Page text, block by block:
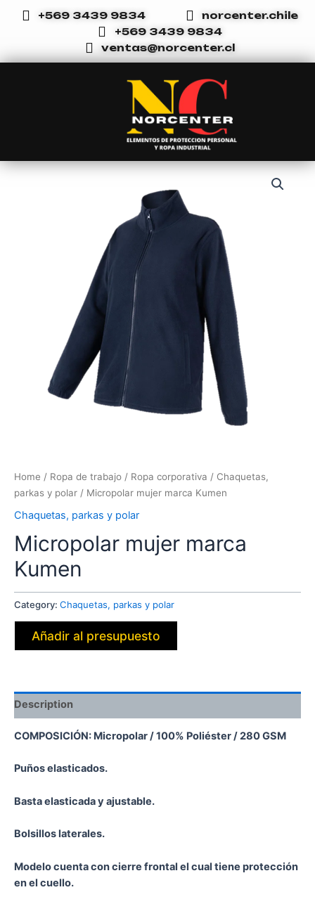
+569 3439 9834
norcenter.chile
+569 3439 9834
ventas@norcenter.cl
Home / Ropa de trabajo / Ropa corporativa / Chaquetas,
parkas y polar / Micropolar mujer marca Kumen
Chaquetas, parkas y polar
Micropolar mujer marca
Kumen
Category: Chaquetas, parkas y polar
Añadir al presupuesto
Description
COMPOSICIÓN: Micropolar / 100% Poliéster / 280 GSM
Puños elasticados.
Basta elasticada y ajustable.
Bolsillos laterales.
Modelo cuenta con cierre frontal el cual tiene protección
en el cuello.